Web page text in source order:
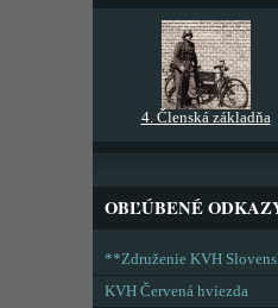
4. Členská základňa
OBĽÚBENÉ
**Združenie KVH
KVH Červená hviezda